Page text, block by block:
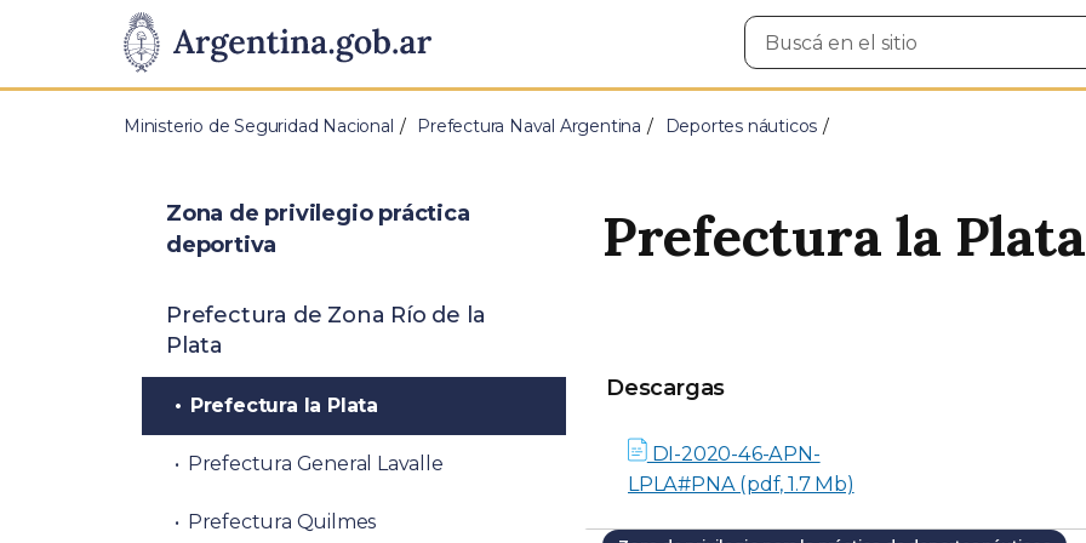
Presidencia
de
Pasar al contenido principal
Buscar
en
Ministerio de Seguridad Nacional Prefectura Naval Argentina Deportes náuticos
Prefectura la Plata
Descargas
Descargas
DI-2020-46-APN-
LPLA#PNA (pdf, 1.7 Mb)
Zona de privilegio práctica
deportiva
Prefectura de Zona Río de la
Plata
Prefectura la Plata
Prefectura General Lavalle
Prefectura Quilmes